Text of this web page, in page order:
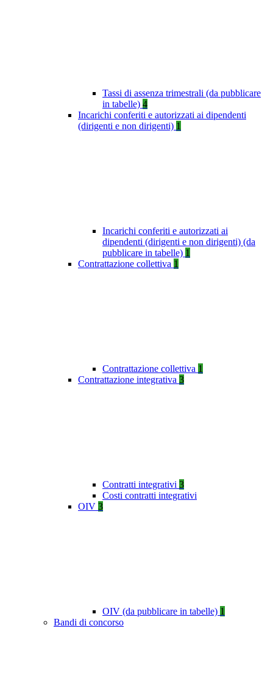
Tassi di assenza trimestrali (da pubblicare
in tabelle) 4
Incarichi conferiti e autorizzati ai dipendenti
(dirigenti e non dirigenti) 1
Incarichi conferiti e autorizzati ai
dipendenti (dirigenti e non dirigenti) (da
pubblicare in tabelle) 1
Contrattazione collettiva 1
Contrattazione collettiva 1
Contrattazione integrativa 3
Contratti integrativi 3
Costi contratti integrativi
OIV 3
OIV (da pubblicare in tabelle) 1
Bandi di concorso